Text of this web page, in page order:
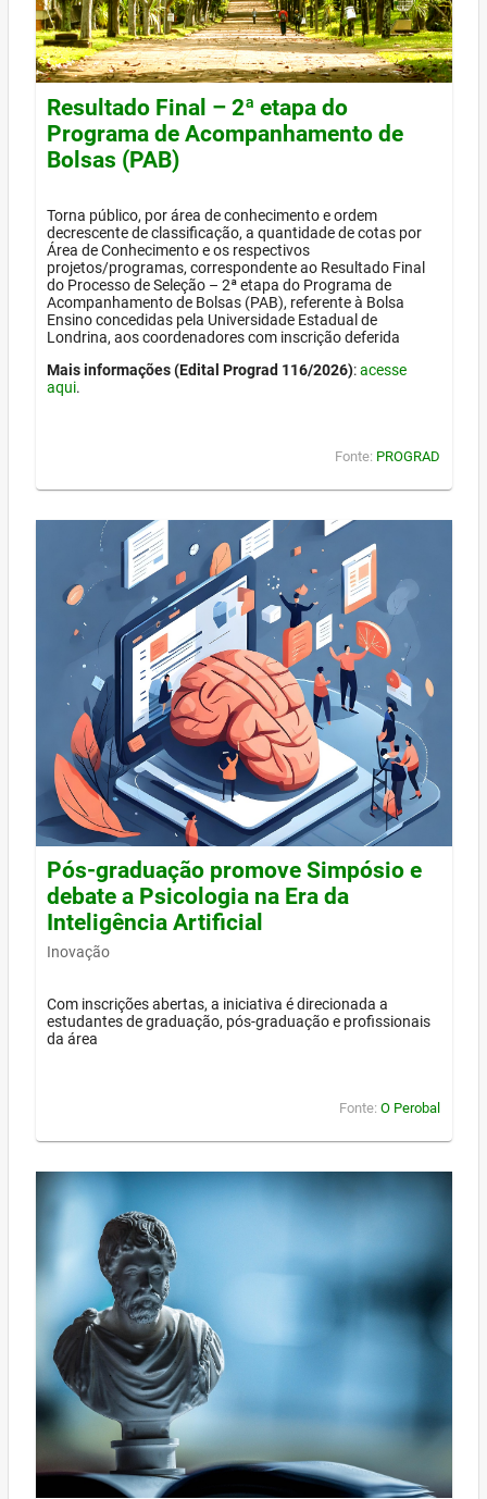
Resultado Final – 2ª etapa do
Programa de Acompanhamento de
Bolsas (PAB)
Torna público, por área de conhecimento e ordem
decrescente de classificação, a quantidade de cotas por
Área de Conhecimento e os respectivos
projetos/programas, correspondente ao Resultado Final
do Processo de Seleção – 2ª etapa do Programa de
Acompanhamento de Bolsas (PAB), referente à Bolsa
Ensino concedidas pela Universidade Estadual de
Londrina, aos coordenadores com inscrição deferida
Mais informações (Edital Prograd 116/2026):acesse
aqui.
Fonte: PROGRAD
Pós-graduação promove Simpósio e
debate a Psicologia na Era da
Inteligência Artificial
Inovação
Com inscrições abertas, a iniciativa é direcionada a
estudantes de graduação, pós-graduação e profissionais
da área
Fonte: O Perobal